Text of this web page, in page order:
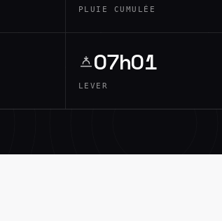
PLUIE CUMULÉE
07h01
LEVER